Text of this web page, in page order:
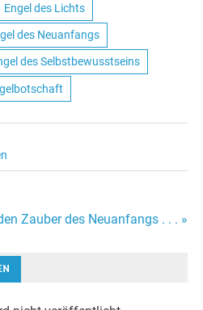
Engel des Lichts
des Neuanfangs
des Selbstbewusstseins
Zauber des Neuanfangs . . . »